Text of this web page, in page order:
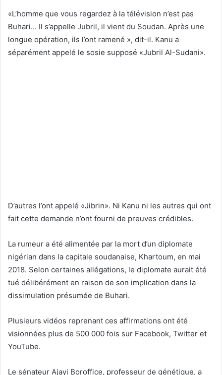
«L’homme que vous regardez à la télévision n’est pas
Buhari… Il s’appelle Jubril, il vient du Soudan. Après une
longue opération, ils l’ont ramené », dit-il. Kanu a
séparément appelé le sosie supposé «Jubril Al-Sudani».
D’autres l’ont appelé «Jibrin». Ni Kanu ni les autres qui ont
fait cette demande n’ont fourni de preuves crédibles.
La rumeur a été alimentée par la mort d’un diplomate
nigérian dans la capitale soudanaise, Khartoum, en mai
2018. Selon certaines allégations, le diplomate aurait été
tué délibérément en raison de son implication dans la
dissimulation présumée de Buhari.
Plusieurs vidéos reprenant ces affirmations ont été
visionnées plus de 500 000 fois sur Facebook, Twitter et
YouTube.
Le sénateur Ajayi Boroffice, professeur de génétique, a